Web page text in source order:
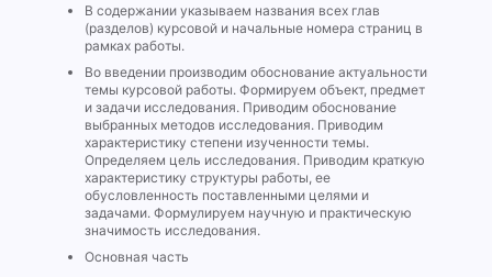
В содержании указываем названия всех глав
(разделов) курсовой и начальные номера страниц в
рамках работы.
Во введении производим обоснование актуальности
темы курсовой работы. Формируем объект, предмет
и задачи исследования. Приводим обоснование
выбранных методов исследования. Приводим
характеристику степени изученности темы.
Определяем цель исследования. Приводим краткую
характеристику структуры работы, ее
обусловленность поставленными целями и
задачами. Формулируем научную и практическую
значимость исследования.
Основная часть